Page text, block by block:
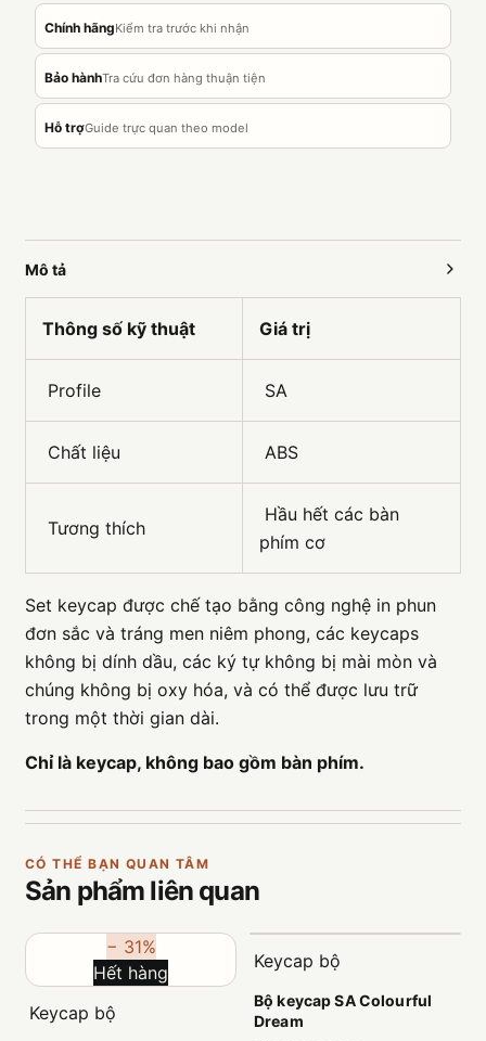
Chính hãngKiểm tra trước khi nhận
Bảo hànhTra cứu đơn hàng thuận tiện
Hỗ trợGuide trực quan theo model
Mô tả
Thông số kỹ thuật Giá trị
Profile SA
Chất liệu ABS
Tương thích
Hầu hết các bàn
phím cơ
Set keycap được chế tạo bằng công nghệ in phun
đơn sắc và tráng men niêm phong, các keycaps
không bị dính dầu, các ký tự không bị mài mòn và
chúng không bị oxy hóa, và có thể được lưu trữ
trong một thời gian dài.
Chỉ là keycap, không bao gồm bàn phím.
CÓ THỂ BẠN QUAN TÂM
Sản phẩm liên quan
− 31%
Hết hàng
Keycap bộ
Keycap bộ
Bộ keycap SA Colourful
Dream